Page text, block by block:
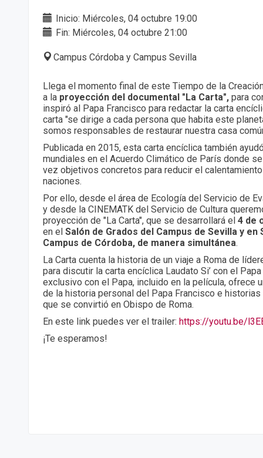
Inicio: Miércoles, 04 octubre 19:00
Fin: Miércoles, 04 octubre 21:00
Campus Córdoba y Campus Sevilla
Llega el momento final de este Tiempo de la
a la proyección del documental "La Carta", para
inspiró al Papa Francisco para redactar la carta
carta "se dirige a cada persona que habita este
somos responsables de restaurar nuestra casa
Publicada en 2015, esta carta encíclica también
mundiales en el Acuerdo Climático de París donde
vez objetivos concretos para reducir el
naciones.
Por ello, desde el área de Ecología del Servicio de
y desde la CINEMATK del Servicio de Cultura
proyección de "La Carta", que se desarrollará el 4 de
en el Salón de Grados del Campus de Sevilla y en
Campus de Córdoba, de manera simultánea.
La Carta cuenta la historia de un viaje a Roma de
para discutir la carta encíclica Laudato Si’ con el
exclusivo con el Papa, incluido en la película, ofrece
de la historia personal del Papa Francisco e
que se convirtió en Obispo de Roma.
En este link puedes ver el trailer: https://youtu.be/
¡Te esperamos!